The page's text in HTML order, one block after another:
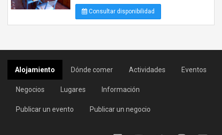
Consultar disponibilidad
Alojamiento Dónde comer Actividades Eventos
Negocios Lugares Información
Publicar un evento Publicar un negocio